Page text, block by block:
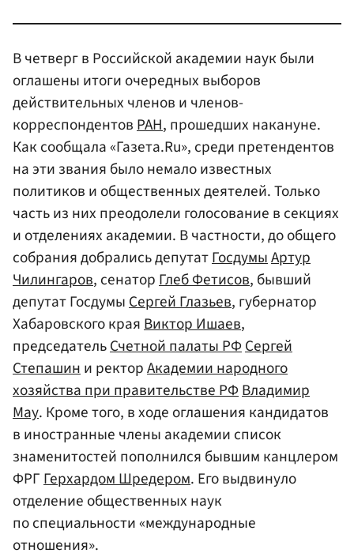
В четверг в Российской академии наук были
оглашены итоги очередных выборов
действительных членов и членов-
корреспондентов РАН, прошедших накануне.
Как сообщала «Газета.Ru», среди претендентов
на эти звания было немало известных
политиков и общественных деятелей. Только
часть из них преодолели голосование в секциях
и отделениях академии. В частности, до общего
собрания добрались депутатГосдумыАртур
Чилингаров, сенатор Глеб Фетисов, бывший
депутат Госдумы Сергей Глазьев, губернатор
Хабаровского края Виктор Ишаев,
председательСчетной палаты РФСергей
Степашин и ректорАкадемии народного
хозяйства при правительстве РФВладимир
Мау. Кроме того, в ходе оглашения кандидатов
в иностранные члены академии список
знаменитостей пополнился бывшим канцлером
ФРГ Герхардом Шредером. Его выдвинуло
отделение общественных наук
по специальности «международные
отношения».